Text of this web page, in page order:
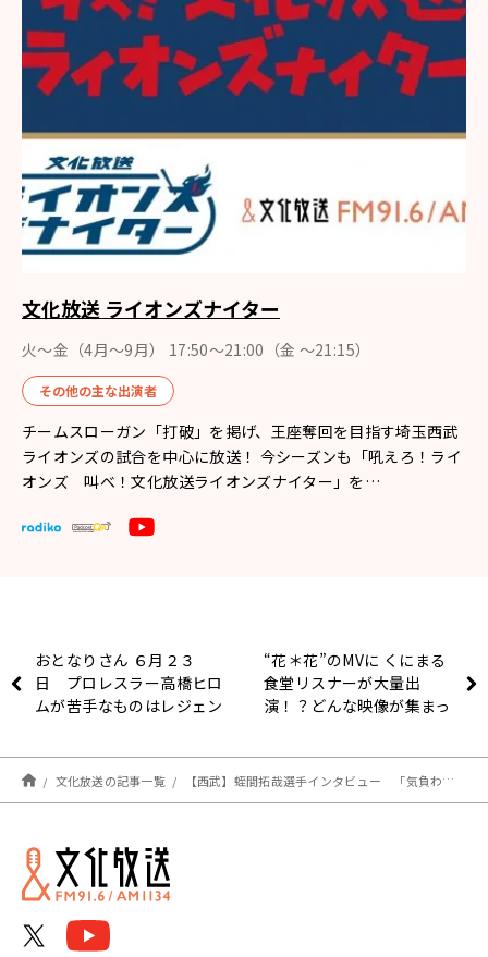
文化放送 ライオンズナイター
火～金（4月〜9月） 17:50～21:00（金 ～21:15）
その他の主な出演者
チームスローガン「打破」を掲げ、王座奪回を目指す埼玉西武
ライオンズの試合を中心に放送！ 今シーズンも「吼えろ！ライ
オンズ 叫べ！文化放送ライオンズナイター」を…
おとなりさん ６月２３
日 プロレスラー高橋ヒロ
ムが苦手なものはレジェン
“花＊花”のMVに くにまる
食堂リスナーが大量出
演！？どんな映像が集まっ
がグーって鳴りますよ」
文化放送の記事一覧 【西武】蛭間拓哉選手インタビュー 「気負わずにフルスイングで行きたい」